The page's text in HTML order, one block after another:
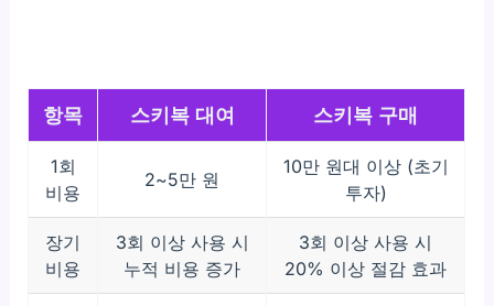
항목 스키복 대여 스키복 구매
1회
비용
2~5만 원
10만 원대 이상 (초기
투자)
장기
비용
3회 이상 사용 시
누적 비용 증가
3회 이상 사용 시
20% 이상 절감 효과